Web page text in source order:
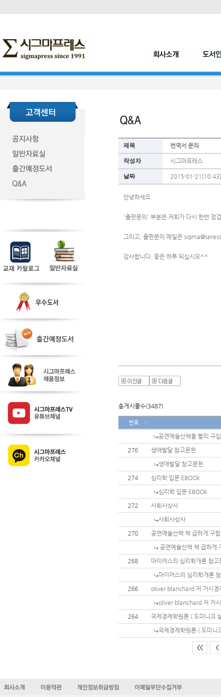
제목 번역서 문의
작성자 시그마프레스
날짜 2015-01-21[10:43]
안녕하세요.
'출판문의' 부분은 저희가 다시 한번 점
그리고, 출판문의 메일은
감사합니다. 좋은 하루 되십시오^^
총게시물수(3487)
번호
공연예술산책을 빨리 구
276
생애발달 참고문헌
생애발달 참고문헌
274
심리학 입문 EBOOk
심리학 입문 EBOOk
272
사회사상사
사회사상사
270
공연예술산책 책 급하게 구
공연예술산책 책 급하게
268
마이어스의 심리학개론 참고
마이어스의 심리학개론
266
oliver blanchard 저 거시경
oliver blanchard 저 거시
264
국제경제학원론 ( 도미니크
국제경제학원론 ( 도미니
<< <